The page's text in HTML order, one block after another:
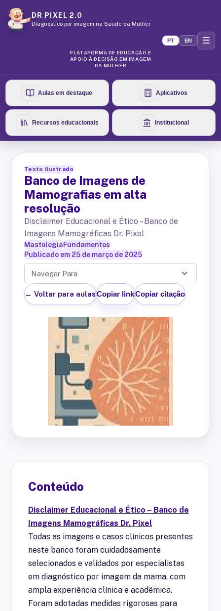
DR PIXEL 2.0
Diagnóstico por imagem na Saúde da Mulher
PLATAFORMA DE EDUCAÇÃO E
APOIO À DECISÃO EM IMAGEM
DA MULHER
PT EN ☰
Aulas em destaque Aplicativos
Recursos educacionais Institucional
Texto ilustrado
Banco de Imagens de
Mamografias em alta
resolução
Disclaimer Educacional e Ético – Banco de
Imagens Mamográficas Dr. Pixel
MastologiaFundamentos
Publicado em 25 de março de 2025
Navegar Para
← Voltar para aulasCopiar linkCopiar citação
Conteúdo
Disclaimer Educacional e Ético – Banco de
Imagens Mamográficas Dr. Pixel
Todas as imagens e casos clínicos presentes
neste banco foram cuidadosamente
selecionados e validados por especialistas
em diagnóstico por imagem da mama, com
ampla experiência clínica e acadêmica.
Foram adotadas medidas rigorosas para